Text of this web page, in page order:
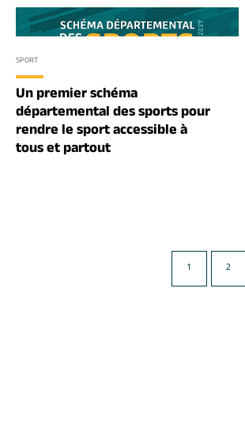
SPORT
Un premier schéma
départemental des sports pour
rendre le sport accessible à
tous et partout
1 2